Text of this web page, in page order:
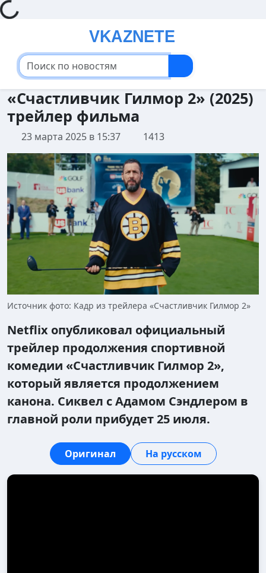
Loading...
«Счастливчик Гилмор 2» (2025)
трейлер фильма
23 марта 2025 в 15:37 1413
Источник фото: Кадр из трейлера «Счастливчик Гилмор 2»
Netflix опубликовал официальный
трейлер продолжения спортивной
комедии «Счастливчик Гилмор 2»,
который является продолжением
канона. Сиквел с Адамом Сэндлером в
главной роли прибудет 25 июля.
Оригинал На русском